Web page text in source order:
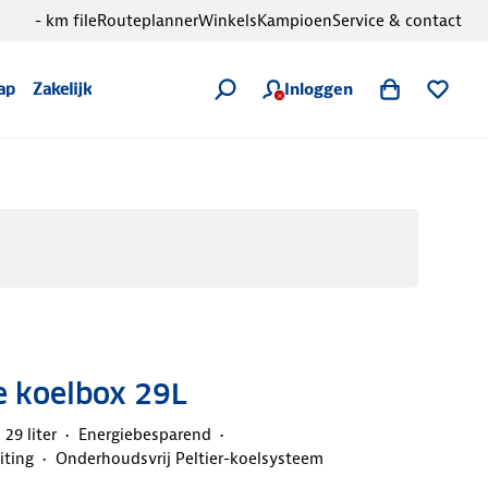
Zakelijk Inloggen
- km fileRouteplannerWinkelsKampioenService & contact
koelbox 29L
29 liter
Energiebesparend
Onderhoudsvrij Peltier-koelsysteem